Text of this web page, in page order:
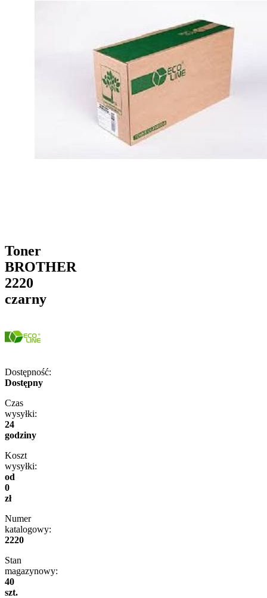
Toner
BROTHER
2220
czarny
Dostępność:
Dostępny
Czas
wysyłki:
24
godziny
Koszt
wysyłki:
od
0
zł
Numer
katalogowy:
2220
Stan
magazynowy:
40
szt.